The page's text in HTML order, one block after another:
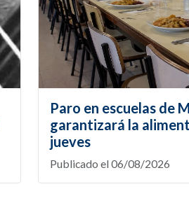
Paro en escuelas de
garantizará la
jueves
Publicado el 06/08/2026